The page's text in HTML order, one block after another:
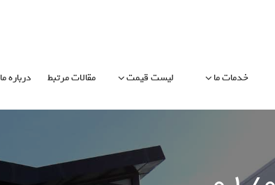
خدمات ما لیست قیمت مقالات مرتبط درباره ما